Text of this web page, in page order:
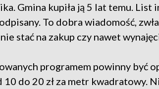
Gmina kupiła ją 5 lat temu. List
To dobra wiadomość,
stać na zakup czy nawet
programem powinny być
10 do 20 zł za metr kwadratowy.